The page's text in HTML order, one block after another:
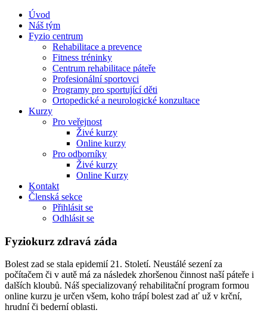
Úvod
Náš tým
Fyzio centrum
Rehabilitace a prevence
Fitness tréninky
Centrum rehabilitace páteře
Profesionální sportovci
Programy pro sportující děti
Ortopedické a neurologické konzultace
Kurzy
Pro veřejnost
Živé kurzy
Online kurzy
Pro odborníky
Živé kurzy
Online Kurzy
Kontakt
Členská sekce
Přihlásit se
Odhlásit se
Fyziokurz zdravá záda
Bolest zad se stala epidemií 21. Století. Neustálé sezení za
počítačem či v autě má za následek zhoršenou činnost naší páteře i
dalších kloubů. Náš specializovaný rehabilitační program formou
online kurzu je určen všem, koho trápí bolest zad ať už v krční,
hrudní či bederní oblasti.